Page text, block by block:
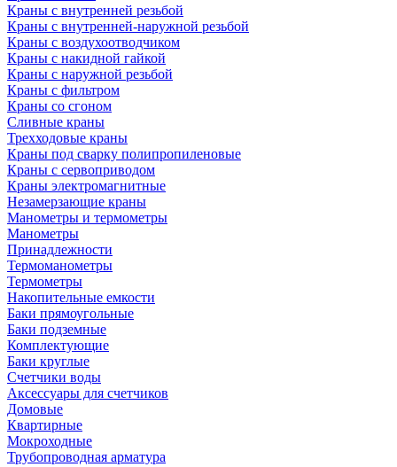
Краны с внутренней резьбой
Краны с внутренней-наружной резьбой
Краны с воздухоотводчиком
Краны с накидной гайкой
Краны с наружной резьбой
Краны с фильтром
Краны со сгоном
Сливные краны
Трехходовые краны
Краны под сварку полипропиленовые
Краны с сервоприводом
Краны электромагнитные
Незамерзающие краны
Манометры и термометры
Манометры
Принадлежности
Термоманометры
Термометры
Накопительные емкости
Баки прямоугольные
Баки подземные
Комплектующие
Баки круглые
Счетчики воды
Аксессуары для счетчиков
Домовые
Квартирные
Мокроходные
Трубопроводная арматура